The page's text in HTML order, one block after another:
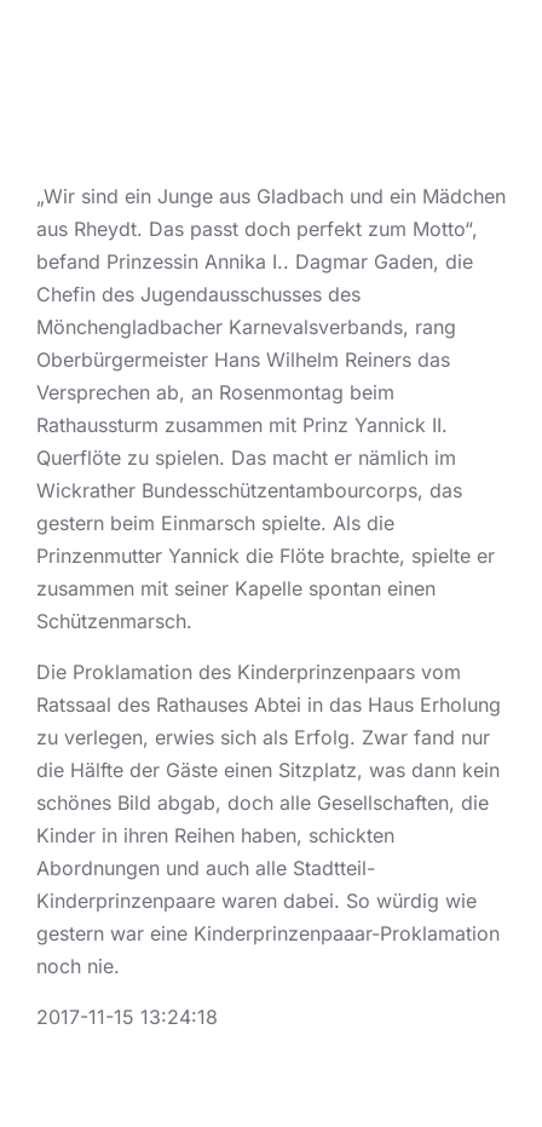
„Wir sind ein Junge aus Gladbach und ein Mädchen
aus Rheydt. Das passt doch perfekt zum Motto“,
befand Prinzessin Annika I.. Dagmar Gaden, die
Chefin des Jugendausschusses des
Mönchengladbacher Karnevalsverbands, rang
Oberbürgermeister Hans Wilhelm Reiners das
Versprechen ab, an Rosenmontag beim
Rathaussturm zusammen mit Prinz Yannick II.
Querflöte zu spielen. Das macht er nämlich im
Wickrather Bundesschützentambourcorps, das
gestern beim Einmarsch spielte. Als die
Prinzenmutter Yannick die Flöte brachte, spielte er
zusammen mit seiner Kapelle spontan einen
Schützenmarsch.
Die Proklamation des Kinderprinzenpaars vom
Ratssaal des Rathauses Abtei in das Haus Erholung
zu verlegen, erwies sich als Erfolg. Zwar fand nur
die Hälfte der Gäste einen Sitzplatz, was dann kein
schönes Bild abgab, doch alle Gesellschaften, die
Kinder in ihren Reihen haben, schickten
Abordnungen und auch alle Stadtteil-
Kinderprinzenpaare waren dabei. So würdig wie
gestern war eine Kinderprinzenpaaar-Proklamation
noch nie.
2017-11-15 13:24:18